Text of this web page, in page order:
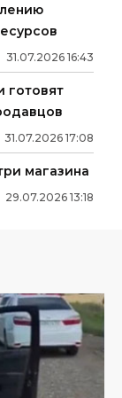
31.07.2026 16:43
готовят
31.07.2026 17:08
магазина
29.07.2026 13:18